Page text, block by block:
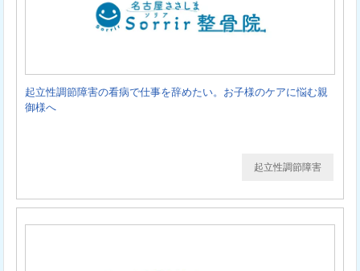
起立性調節障害の看病で仕事を辞めたい。お子様のケアに悩む親
御様へ
起立性調節障害